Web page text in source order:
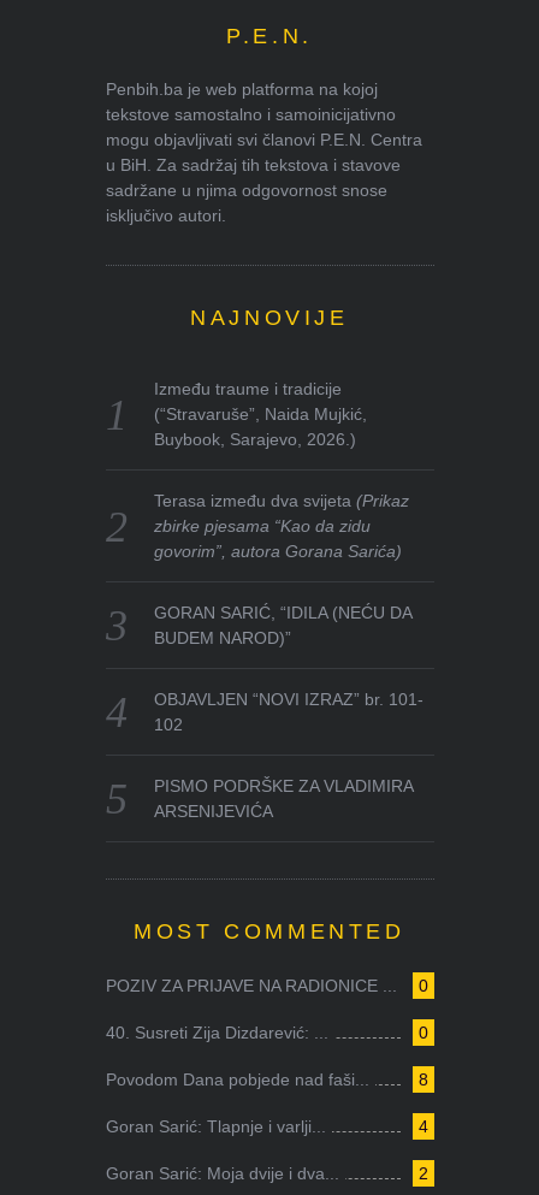
P.E.N.
Penbih.ba je web platforma na kojoj
tekstove samostalno i samoinicijativno
mogu objavljivati svi članovi P.E.N. Centra
u BiH. Za sadržaj tih tekstova i stavove
sadržane u njima odgovornost snose
isključivo autori.
NAJNOVIJE
Između traume i tradicije
(“Stravaruše”, Naida Mujkić,
Buybook, Sarajevo, 2026.)
Terasa između dva svijeta(Prikaz
zbirke pjesama “Kao da zidu
govorim”, autora Gorana Sarića)
GORAN SARIĆ, “IDILA (NEĆU DA
BUDEM NAROD)”
OBJAVLJEN “NOVI IZRAZ” br. 101-
102
PISMO PODRŠKE ZA VLADIMIRA
ARSENIJEVIĆA
MOST COMMENTED
0
POZIV ZA PRIJAVE NA RADIONICE ...
0
40. Susreti Zija Dizdarević: ...
8
Povodom Dana pobjede nad faši...
4
Goran Sarić: Tlapnje i varlji...
2
Goran Sarić: Moja dvije i dva...